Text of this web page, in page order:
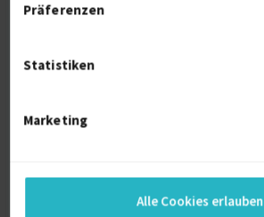
Präferenzen
Statistiken
Marketing
Alle Cookies erlauben
Texter 3 J.
0
Referenzen
D-01662 Meißen